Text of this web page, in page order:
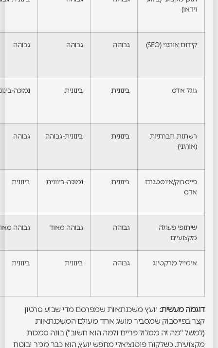
וידאו)
קידום אורגני (SEO) גבוהה גבוהה גבוהה
גוגל אדס בינונית בינונית נמוכה-
רשתות חברתיות
(אורגני)
בינונית בינונית-גבוהה גבוהה
פייסבוק/אינסטגרם
אדס
בינונית נמוכה-בינונית בינונית
שיתופי פעולה
מקצועיים
גבוהה גבוהה מאוד גבוהה
אימייל מרקטינג גבוהה בינונית בינונית
דוגמה מעשית: יועץ משכנתאות שמפרסם מדי שבוע סרטון
קצר בפייסבוק שמסביר מושג אחד מעולם המשכנתאות
(למשל "מה זה מסלול פריים ולמה הוא חשוב") בונה סמכות
מקצועית. כשלקוח פוטנציאלי מחפש יועץ, הוא כבר מכיר ובוטח